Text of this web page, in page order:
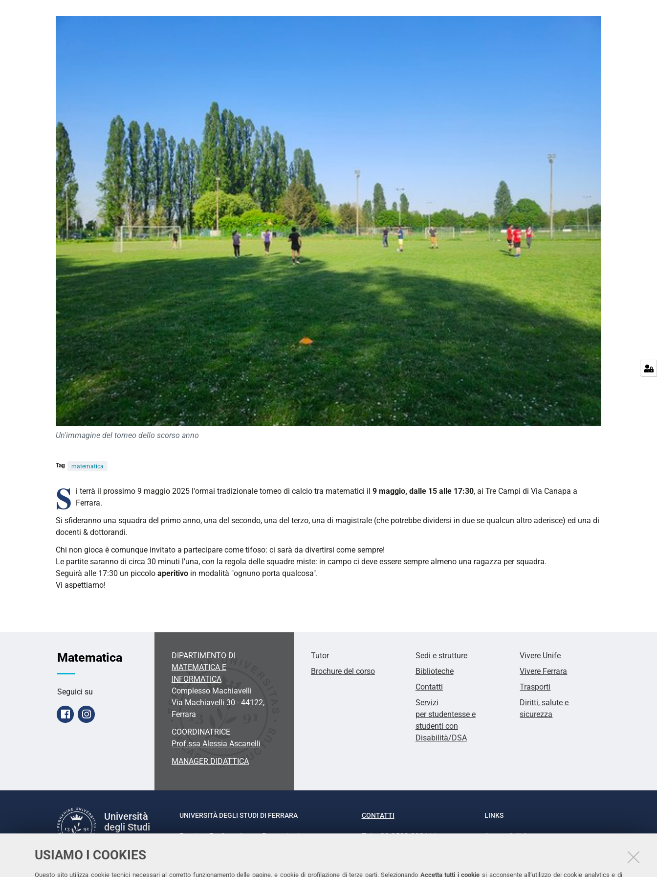
USIAMO I COOKIES
Questo sito utilizza cookie tecnici necessari al corretto funzionamento delle pagine, e cookie di profilazione di terze parti. Selezionando Accetta tutti i cookie si acconsente all’utilizzo dei cookie analytics e di
Un'immagine del torneo dello scorso anno
Tag matematica
S i terrà il prossimo 9 maggio 2025 l'ormai tradizionale torneo di calcio tra matematici il 9 maggio, dalle 15 alle 17:30, ai Tre Campi di Via Canapa a
Ferrara.
Si sfideranno una squadra del primo anno, una del secondo, una del terzo, una di magistrale (che potrebbe dividersi in due se qualcun altro aderisce) ed una di
docenti & dottorandi.
Chi non gioca è comunque invitato a partecipare come tifoso: ci sarà da divertirsi come sempre!
Le partite saranno di circa 30 minuti l'una, con la regola delle squadre miste: in campo ci deve essere sempre almeno una ragazza per squadra.
Seguirà alle 17:30 un piccolo aperitivo in modalità "ognuno porta qualcosa".
Vi aspettiamo!
Matematica
Seguici su
FacebookInstagram
DIPARTIMENTO DI
MATEMATICA E
INFORMATICA
Complesso Machiavelli
Via Machiavelli 30 - 44122,
Ferrara
COORDINATRICE
Prof.ssa Alessia Ascanelli
MANAGER DIDATTICA
Tutor
Brochure del corso
Sedi e strutture
Biblioteche
Contatti
Servizi
per studentesse e
studenti con
Disabilità/DSA
Vivere Unife
Vivere Ferrara
Trasporti
Diritti, salute e
sicurezza
Università
degli Studi
UNIVERSITÀ DEGLI STUDI DI FERRARA
Rettrice: Prof.ssa Laura Ramaciotti
CONTATTI
Tel. +39 0532 293111
LINKS
Accessibilità